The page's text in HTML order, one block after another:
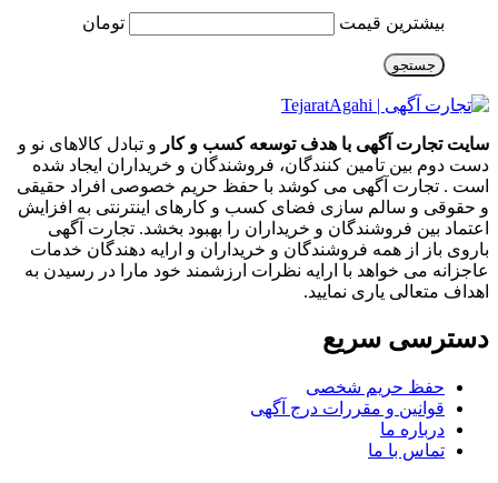
بیشترین قیمت تومان
جستجو
سایت تجارت آگهی با هدف توسعه کسب و کار و تبادل کالاهای نو و
دست دوم بین تامین کنندگان، فروشندگان و خریداران ایجاد شده
است . تجارت آگهی می کوشد با حفظ حریم خصوصی افراد حقیقی
و حقوقی و سالم سازی فضای کسب و کارهای اینترنتی به افزایش
اعتماد بین فروشندگان و خریداران را بهبود بخشد. تجارت آگهی
باروی باز از همه فروشندگان و خریداران و ارایه دهندگان خدمات
عاجزانه می خواهد با ارایه نظرات ارزشمند خود مارا در رسیدن به
اهداف متعالی یاری نمایید.
دسترسی سریع
حفظ حریم شخصی
قوانین و مقررات درج آگهی
درباره ما
تماس با ما